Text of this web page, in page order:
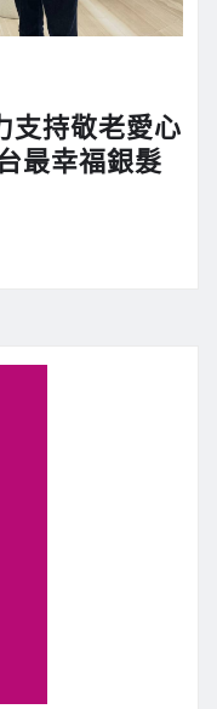
支持敬老愛心
最幸福銀髮